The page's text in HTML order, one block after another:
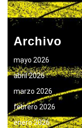
Archivo
mayo 2026
abril 2026
marzo 2026
febrero 2026
enero 2026